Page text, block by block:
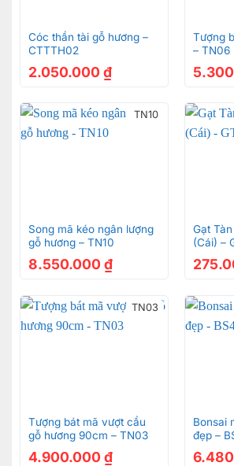
Cóc thần tài gỗ hương –
CTTTH02
2.050.000 ₫
Tượng
– TN06
TN10
Song mã kéo ngân lượng
gỗ hương – TN10
8.550.000 ₫
Gạt
(Cái) –
TN03
Tượng bát mã vượt cầu
gỗ hương 90cm – TN03
4.900.000 ₫
Bonsai
đẹp –